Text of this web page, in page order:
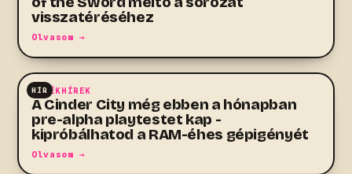
visszatéréséhez
Olvasom →
HÍR
JÁTÉKHÍREK
A Cinder City még ebben a hónapban
pre-alpha playtestet kap -
kipróbálhatod a RAM-éhes gépigényét
Olvasom →